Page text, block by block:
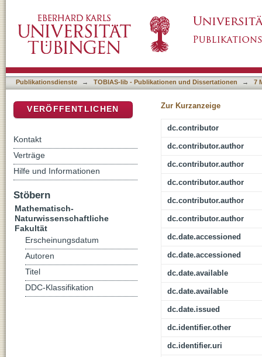
deposition?
Publikationsdienste → TOBIAS-lib - Publikationen und Dissertationen → 7
Zur Kurzanzeige
dc.contributor
dc.contributor.author
dc.contributor.author
dc.contributor.author
dc.contributor.author
dc.contributor.author
dc.date.accessioned
dc.date.accessioned
dc.date.available
dc.date.available
dc.date.issued
dc.identifier.other
dc.identifier.uri
VERÖFFENTLICHEN
Kontakt
Verträge
Hilfe und Informationen
Stöbern
Mathematisch-
Naturwissenschaftliche
Fakultät
Erscheinungsdatum
Autoren
Titel
DDC-Klassifikation